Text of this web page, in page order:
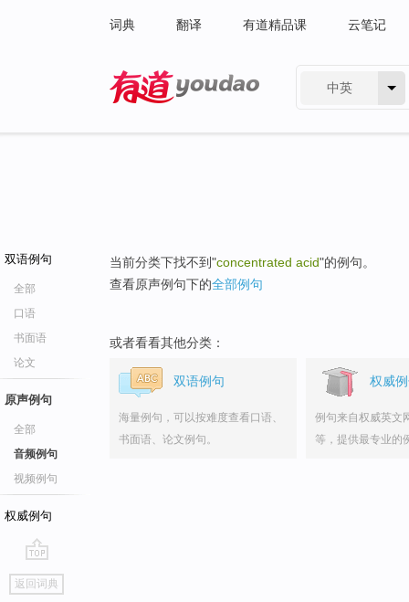
词典 翻译 有道精品课 云笔记
中英
双语例句
全部
口语
书面语
论文
原声例句
全部
音频例句
视频例句
权威例句
go
top
返回词典
当前分类下找不到"concentrated acid"的例句。
查看原声例句下的全部例句
或者看看其他分类：
双语例句
海量例句，可以按难度查看口语、
书面语、论文例句。
权威
例句来自权威英文
等，提供最专业的